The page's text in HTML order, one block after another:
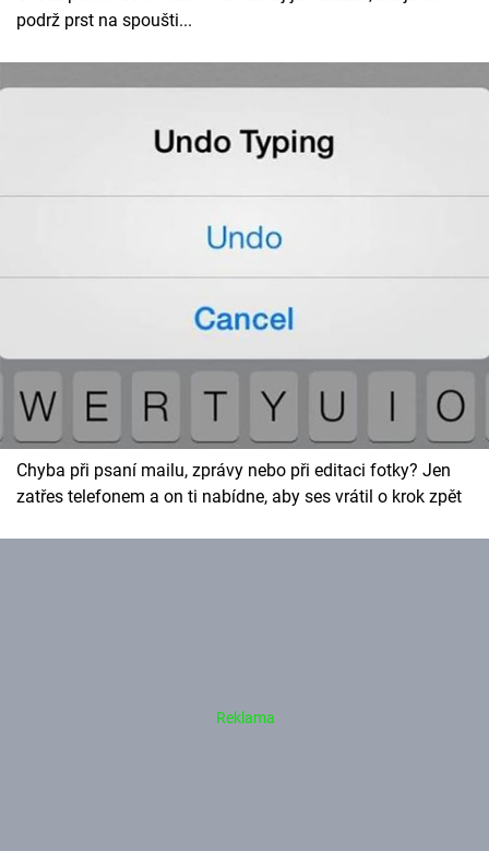
Cool Esport
podrž prst na spoušti...
Chyba při psaní mailu, zprávy nebo při editaci fotky? Jen
zatřes telefonem a on ti nabídne, aby ses vrátil o krok zpět